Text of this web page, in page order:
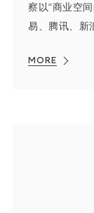
察以“商业空
易、腾讯、新
MORE